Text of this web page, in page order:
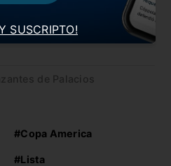
en Ezeiza!
de Palacios: mirá quién
de Palacios
#Copa America
#Lista
SUSCRIPTO!